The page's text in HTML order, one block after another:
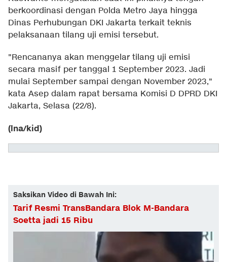
berkoordinasi dengan Polda Metro Jaya hingga
Dinas Perhubungan DKI Jakarta terkait teknis
pelaksanaan tilang uji emisi tersebut.
"Rencananya akan menggelar tilang uji emisi
secara masif per tanggal 1 September 2023. Jadi
mulai September sampai dengan November 2023,"
kata Asep dalam rapat bersama Komisi D DPRD DKI
Jakarta, Selasa (22/8).
(lna/kid)
Saksikan Video di Bawah Ini:
Tarif Resmi TransBandara Blok M-Bandara
Soetta jadi 15 Ribu